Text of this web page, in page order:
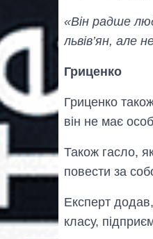
«Він радше
львів’ян, але
Гриценко
Гриценко
він не має
Також гасло,
повести за
Експерт
класу,